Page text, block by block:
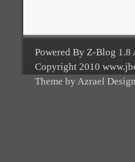
Powered By Z-Blog
Copyright 2010
Theme by Azrael